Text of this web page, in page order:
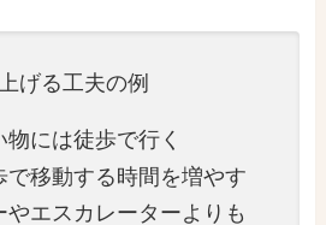
げる工夫の例
には徒歩で行く
で移動する時間を増やす
やエスカレーターよりも